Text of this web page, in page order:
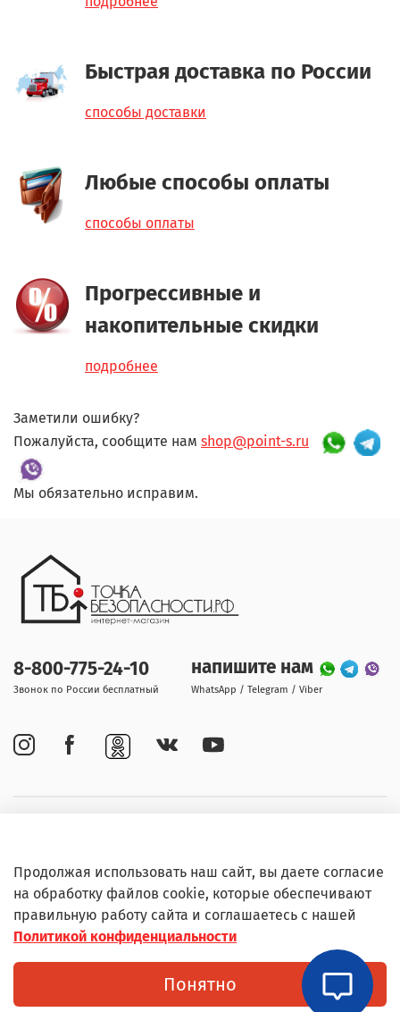
Быстрая доставка по России
способы доставки
Любые способы оплаты
способы оплаты
Прогрессивные и
накопительные скидки
подробнее
Заметили ошибку?
Пожалуйста, сообщите нам shop@point-s.ru
Мы обязательно исправим.
Информация
8-800-775-24-10
Звонок по России бесплатный
напишите нам
WhatsApp / Telegram / Viber
© Любое использование контента без письменного
разрешения запрещено
Продолжая использовать наш сайт, вы даете согласие
на обработку файлов cookie, которые обеспечивают
правильную работу сайта и соглашаетесь с нашей
Политикой конфиденциальности
Понятно